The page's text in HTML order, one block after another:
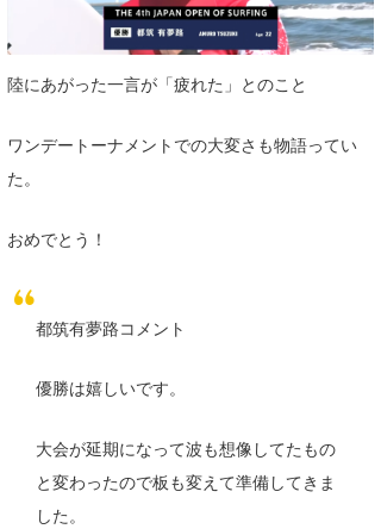
陸にあがった一言が「疲れた」とのこと
ワンデートーナメントでの大変さも物語ってい
た。
おめでとう！
都筑有夢路コメント
優勝は嬉しいです。
大会が延期になって波も想像してたもの
と変わったので板も変えて準備してきま
した。